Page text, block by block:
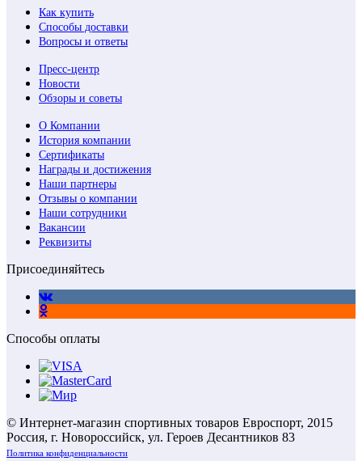
Как купить
Способы доставки
Вопросы и ответы
Пресс-центр
Новости
Обзоры и советы
О Компании
История компании
Сертификаты
Награды и достижения
Наши партнеры
Отзывы о компании
Наши сотрудники
Вакансии
Реквизиты
Присоединяйтесь
Способы оплаты
© Интернет-магазин спортивных товаров Евроспорт, 2015
Россия, г. Новороссийск, ул. Героев Десантников 83
Политика конфиденциальности